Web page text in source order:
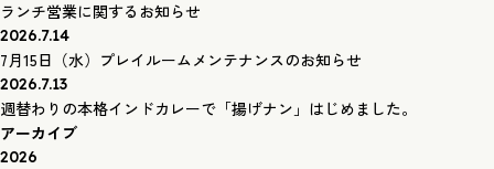
ランチ営業に関するお知らせ
2026.7.14
7月15日（水）プレイルームメンテナンスのお知らせ
2026.7.13
週替わりの本格インドカレーで「揚げナン」はじめました。
アーカイブ
2026